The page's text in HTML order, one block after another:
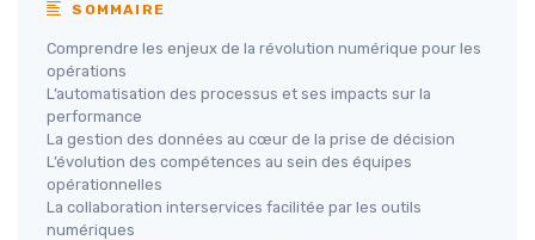
SOMMAIRE
Comprendre les enjeux de la révolution numérique pour les
opérations
L’automatisation des processus et ses impacts sur la
performance
La gestion des données au cœur de la prise de décision
L’évolution des compétences au sein des équipes
opérationnelles
La collaboration interservices facilitée par les outils
numériques